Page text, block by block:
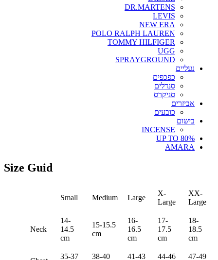
DR.MARTENS
LEVIS
NEW ERA
POLO RALPH LAUREN
TOMMY HILFIGER
UGG
SPRAYGROUND
נעליים
כפכפים
סנדלים
סניקרס
אביזרים
כובעים
בישום
INCENSE
UP TO 80%
AMARA
Size Guid
Small Medium Large
X-
Large
XX-
Large
Neck
14-
14.5
cm
15-15.5
cm
16-
16.5
cm
17-
17.5
cm
18-
18.5
cm
35-37
38-40
41-43
44-46
47-49